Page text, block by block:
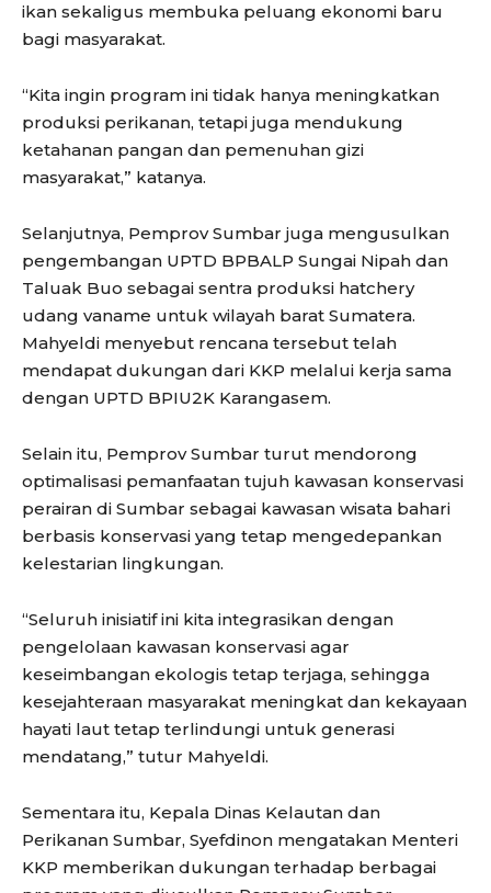
ikan sekaligus membuka peluang ekonomi baru
bagi masyarakat.
“Kita ingin program ini tidak hanya meningkatkan
produksi perikanan, tetapi juga mendukung
ketahanan pangan dan pemenuhan gizi
masyarakat,” katanya.
Selanjutnya, Pemprov Sumbar juga mengusulkan
pengembangan UPTD BPBALP Sungai Nipah dan
Taluak Buo sebagai sentra produksi hatchery
udang vaname untuk wilayah barat Sumatera.
Mahyeldi menyebut rencana tersebut telah
mendapat dukungan dari KKP melalui kerja sama
dengan UPTD BPIU2K Karangasem.
Selain itu, Pemprov Sumbar turut mendorong
optimalisasi pemanfaatan tujuh kawasan konservasi
perairan di Sumbar sebagai kawasan wisata bahari
berbasis konservasi yang tetap mengedepankan
kelestarian lingkungan.
“Seluruh inisiatif ini kita integrasikan dengan
pengelolaan kawasan konservasi agar
keseimbangan ekologis tetap terjaga, sehingga
kesejahteraan masyarakat meningkat dan kekayaan
hayati laut tetap terlindungi untuk generasi
mendatang,” tutur Mahyeldi.
Sementara itu, Kepala Dinas Kelautan dan
Perikanan Sumbar, Syefdinon mengatakan Menteri
KKP memberikan dukungan terhadap berbagai